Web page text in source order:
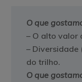
O que
– O alto valor
–
do trilho.
O que